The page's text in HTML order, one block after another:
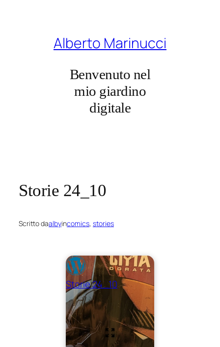
Alberto Marinucci
Benvenuto nel
mio giardino
digitale
Storie 24_10
Scritto daalbyincomics, stories
Storie 24_10